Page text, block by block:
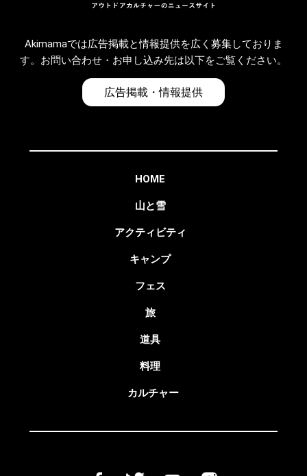
Akimamaでは広告掲載と情報提供を広く募集しておりま
す。お問い合わせ・お申し込み先は以下をご覧ください。
広告掲載・情報提供
HOME
山と雪
アクティビティ
キャンプ
フェス
旅
道具
料理
カルチャー